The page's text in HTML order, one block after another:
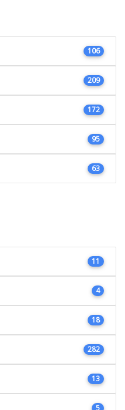
106
209
172
95
63
11
4
18
282
13